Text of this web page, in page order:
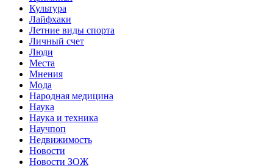
Культура
Лайфхаки
Летние виды спорта
Личный счет
Люди
Места
Мнения
Мода
Народная медицина
Наука
Наука и техника
Научпоп
Недвижимость
Новости
Новости ЗОЖ